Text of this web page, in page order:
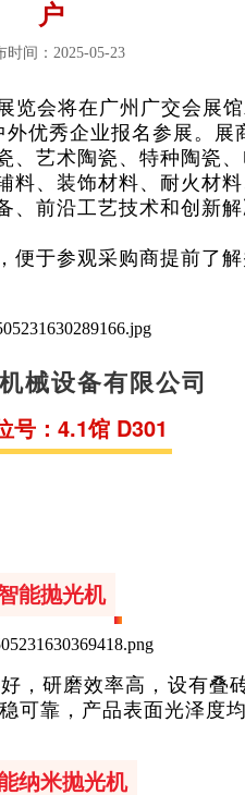
户
时间：2025-05-23
览会将在广州广交会展
外优秀企业报名参展。展
、艺术陶瓷、特种陶瓷
、装饰材料、耐火材料
前沿工艺技术和创新解
，便于参观采购商提前了
械设备有限公司
号：4.1馆 D301
能抛光机
，研磨效率高，设有叠
可靠，产品表面光泽度
纳米抛光机